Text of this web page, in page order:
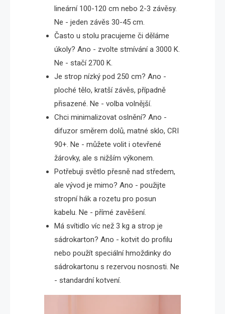
lineární 100-120 cm nebo 2-3 závěsy.
Ne - jeden závěs 30-45 cm.
Často u stolu pracujeme či děláme
úkoly? Ano - zvolte stmívání a 3000 K.
Ne - stačí 2700 K.
Je strop nízký pod 250 cm? Ano -
ploché tělo, kratší závěs, případně
přisazené. Ne - volba volnější.
Chci minimalizovat oslnění? Ano -
difuzor směrem dolů, matné sklo, CRI
90+. Ne - můžete volit i otevřené
žárovky, ale s nižším výkonem.
Potřebuji světlo přesně nad středem,
ale vývod je mimo? Ano - použijte
stropní hák a rozetu pro posun
kabelu. Ne - přímé zavěšení.
Má svítidlo víc než 3 kg a strop je
sádrokarton? Ano - kotvit do profilu
nebo použít speciální hmoždinky do
sádrokartonu s rezervou nosnosti. Ne
- standardní kotvení.